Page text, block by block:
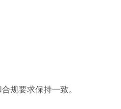
规要求保持一致。